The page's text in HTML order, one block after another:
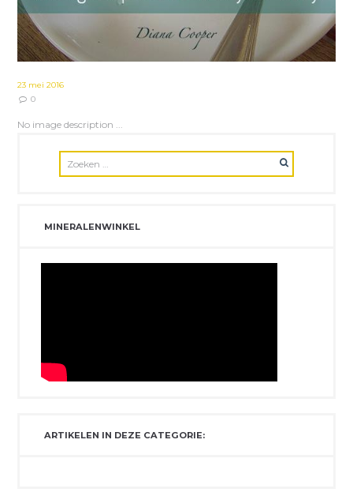
23 mei 2016
0
No image description ...
MINERALENWINKEL
ARTIKELEN IN DEZE CATEGORIE: